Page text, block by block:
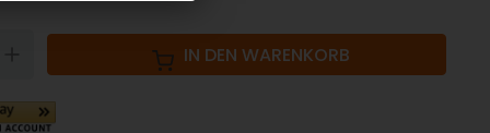
IN DEN WARENKORB